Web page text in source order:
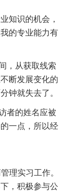
知识的机会，
的专业能力有
，从获取线索
断发展变化的
钟就失去了。
者的姓名应被
一点，所以经
理实习工作。
，积极参与公